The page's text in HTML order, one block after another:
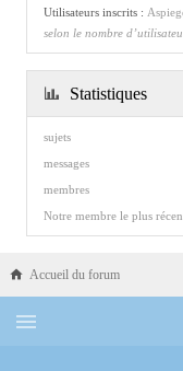
Utilisateurs inscrits :
selon le nombre
Statistiques
sujets
messages
membres
Notre membre le plus
Accueil du forum